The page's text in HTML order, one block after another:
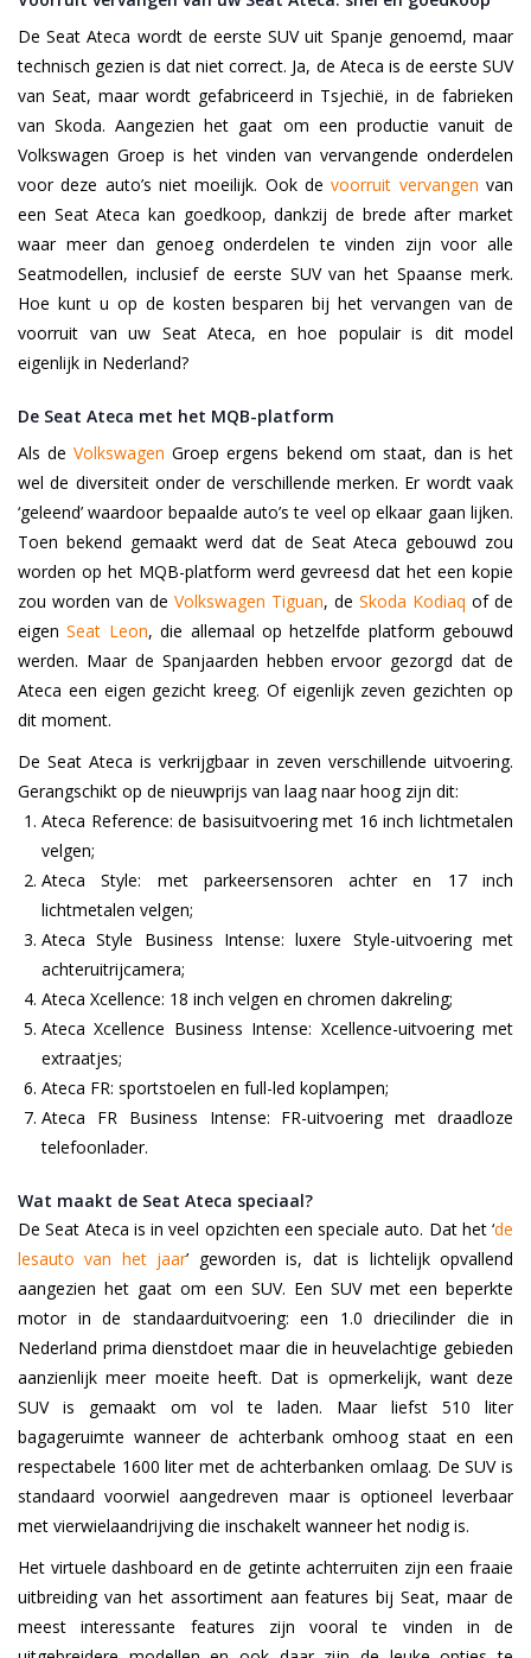
De Seat Ateca wordt de eerste SUV uit Spanje genoemd, maar
technisch gezien is dat niet correct. Ja, de Ateca is de eerste SUV
van Seat, maar wordt gefabriceerd in Tsjechië, in de fabrieken
van Skoda. Aangezien het gaat om een productie vanuit de
Volkswagen Groep is het vinden van vervangende onderdelen
voor deze auto’s niet moeilijk. Ook devoorruit vervangen van
een Seat Ateca kan goedkoop, dankzij de brede after market
waar meer dan genoeg onderdelen te vinden zijn voor alle
Seatmodellen, inclusief de eerste SUV van het Spaanse merk.
Hoe kunt u op de kosten besparen bij het vervangen van de
voorruit van uw Seat Ateca, en hoe populair is dit model
eigenlijk in Nederland?
De Seat Ateca met het MQB-platform
Als deVolkswagen Groep ergens bekend om staat, dan is het
wel de diversiteit onder de verschillende merken. Er wordt vaak
‘geleend’ waardoor bepaalde auto’s te veel op elkaar gaan lijken.
Toen bekend gemaakt werd dat de Seat Ateca gebouwd zou
worden op het MQB-platform werd gevreesd dat het een kopie
zou worden van de Volkswagen Tiguan, de Skoda Kodiaq of de
eigenSeat Leon, die allemaal op hetzelfde platform gebouwd
werden. Maar de Spanjaarden hebben ervoor gezorgd dat de
Ateca een eigen gezicht kreeg. Of eigenlijk zeven gezichten op
dit moment.
De Seat Ateca is verkrijgbaar in zeven verschillende uitvoering.
Gerangschikt op de nieuwprijs van laag naar hoog zijn dit:
Ateca Reference: de basisuitvoering met 16 inch lichtmetalen
velgen;
Ateca Style: met parkeersensoren achter en 17 inch
lichtmetalen velgen;
Ateca Style Business Intense: luxere Style-uitvoering met
achteruitrijcamera;
Ateca Xcellence: 18 inch velgen en chromen dakreling;
Ateca Xcellence Business Intense: Xcellence-uitvoering met
extraatjes;
Ateca FR: sportstoelen en full-led koplampen;
Ateca FR Business Intense: FR-uitvoering met draadloze
telefoonlader.
Wat maakt de Seat Ateca speciaal?
De Seat Ateca is in veel opzichten een speciale auto. Dat het ‘de
lesauto van het jaar’ geworden is, dat is lichtelijk opvallend
aangezien het gaat om een SUV. Een SUV met een beperkte
motor in de standaarduitvoering: een 1.0 driecilinder die in
Nederland prima dienstdoet maar die in heuvelachtige gebieden
aanzienlijk meer moeite heeft. Dat is opmerkelijk, want deze
SUV is gemaakt om vol te laden. Maar liefst 510 liter
bagageruimte wanneer de achterbank omhoog staat en een
respectabele 1600 liter met de achterbanken omlaag. De SUV is
standaard voorwiel aangedreven maar is optioneel leverbaar
met vierwielaandrijving die inschakelt wanneer het nodig is.
Het virtuele dashboard en de getinte achterruiten zijn een fraaie
uitbreiding van het assortiment aan features bij Seat, maar de
meest interessante features zijn vooral te vinden in de